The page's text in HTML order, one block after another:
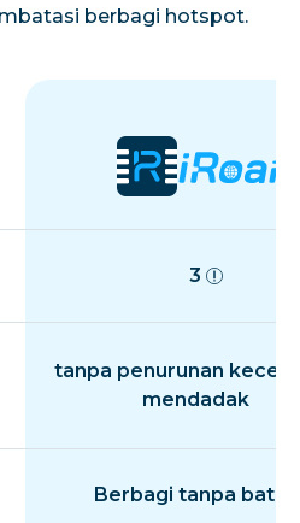
berbagi hotspot.
3
tanpa penurunan
mendadak
Berbagi tanpa batas